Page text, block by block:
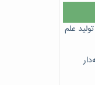
در تولید علم